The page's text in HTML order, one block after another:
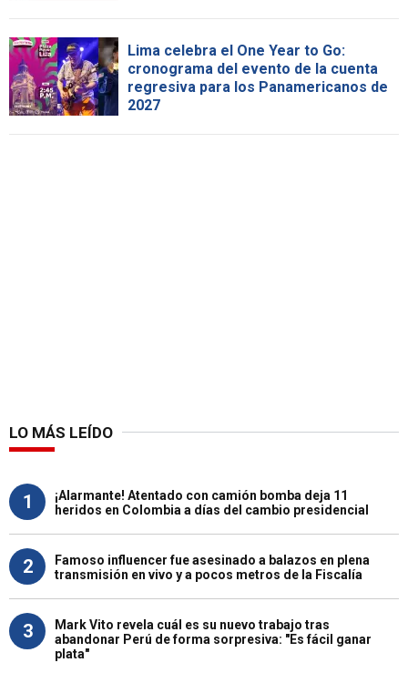
Lima celebra el One Year to Go:
cronograma del evento de la cuenta
regresiva para los Panamericanos de
2027
LO MÁS LEÍDO
1
¡Alarmante! Atentado con camión bomba deja 11
heridos en Colombia a días del cambio presidencial
2
Famoso influencer fue asesinado a balazos en plena
transmisión en vivo y a pocos metros de la Fiscalía
3
Mark Vito revela cuál es su nuevo trabajo tras
abandonar Perú de forma sorpresiva: "Es fácil ganar
plata"